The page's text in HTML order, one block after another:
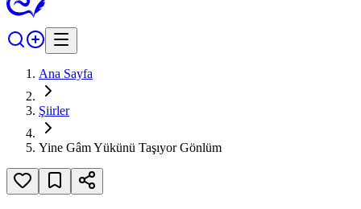
Ana Sayfa
Şiirler
Yine Gâm Yükünü Taşıyor Gönlüm